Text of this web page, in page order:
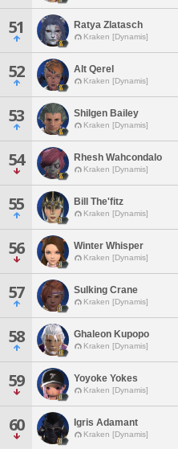
51 Ratya Zlatasch
Kraken [Dynamis]
52 Alt Qerel
Kraken [Dynamis]
53 Shilgen Bailey
Kraken [Dynamis]
54 Rhesh Wahcondalo
Kraken [Dynamis]
55 Bill The'fitz
Kraken [Dynamis]
56 Winter Whisper
Kraken [Dynamis]
57 Sulking Crane
Kraken [Dynamis]
58 Ghaleon Kupopo
Kraken [Dynamis]
59 Yoyoke Yokes
Kraken [Dynamis]
60 Igris Adamant
Kraken [Dynamis]